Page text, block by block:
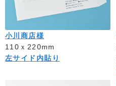
小川商店様
110ｘ220mm
左サイド内貼り